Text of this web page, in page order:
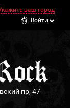
ваш город
Войти
пр, 47